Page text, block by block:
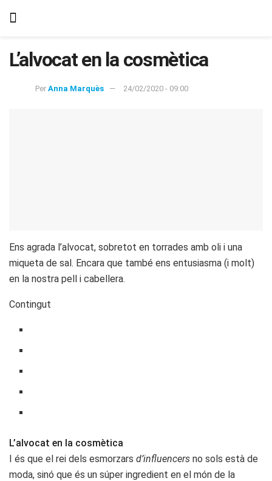
L’alvocat en la cosmètica
Per Anna Marquès 24/02/2020 - 09:00
Ens agrada l’alvocat, sobretot en torrades amb oli i una
miqueta de sal. Encara que també ens entusiasma (i molt)
en la nostra pell i cabellera.
Contingut
L’alvocat en la cosmètica
I és que el rei dels esmorzars d’influencers no sols està de
moda, sinó que és un súper ingredient en el món de la